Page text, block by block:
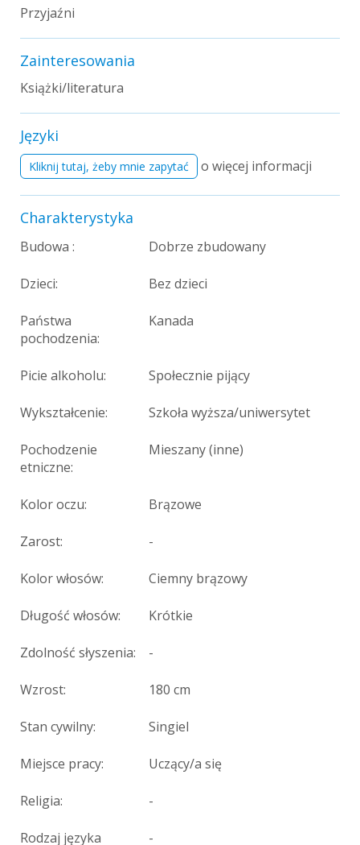
Przyjaźni
Zainteresowania
Książki/literatura
Języki
Kliknij tutaj, żeby mnie zapytać o więcej informacji
Charakterystyka
Budowa : Dobrze zbudowany
Dzieci: Bez dzieci
Państwa
pochodzenia:
Kanada
Picie alkoholu: Społecznie pijący
Wykształcenie: Szkoła wyższa/uniwersytet
Pochodzenie
etniczne:
Mieszany (inne)
Kolor oczu: Brązowe
Zarost: -
Kolor włosów: Ciemny brązowy
Długość włosów: Krótkie
Zdolność słyszenia: -
Wzrost: 180 cm
Stan cywilny: Singiel
Miejsce pracy: Uczący/a się
Religia: -
Rodzaj języka -